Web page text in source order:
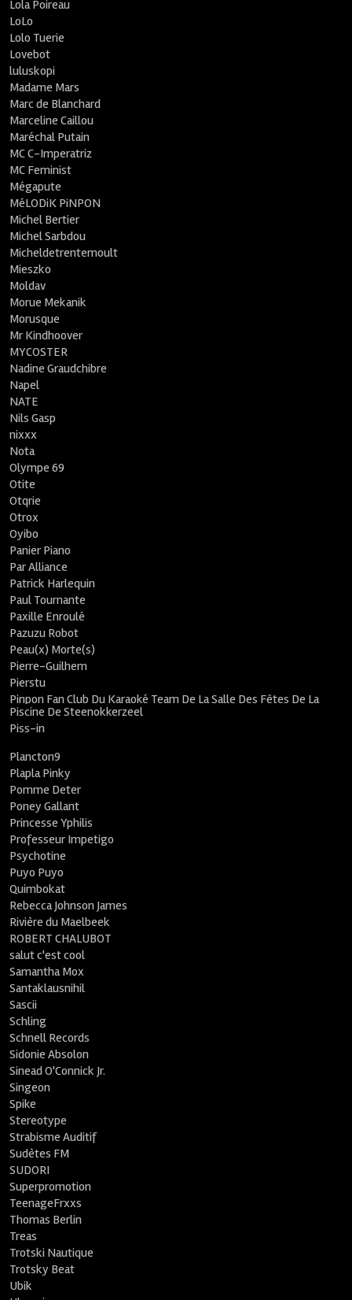
Lola Poireau
LoLo
Lolo Tuerie
Lovebot
luluskopi
Madame Mars
Marc de Blanchard
Marceline Caillou
Maréchal Putain
MC C-Imperatriz
MC Feminist
Mégapute
MéLODiK PiNPON
Michel Bertier
Michel Sarbdou
Micheldetrentemoult
Mieszko
Moldav
Morue Mekanik
Morusque
Mr Kindhoover
MYCOSTER
Nadine Graudchibre
Napel
NATE
Nils Gasp
nixxx
Nota
Olympe 69
Otite
Otqrie
Otrox
Oyibo
Panier Piano
Par Alliance
Patrick Harlequin
Paul Tournante
Paxille Enroulé
Pazuzu Robot
Peau(x) Morte(s)
Pierre-Guilhem
Pierstu
Pinpon Fan Club Du Karaoké Team De La Salle Des Fêtes De La
Piscine De Steenokkerzeel
Piss-in
Plancton9
Plapla Pinky
Pomme Deter
Poney Gallant
Princesse Yphilis
Professeur Impetigo
Psychotine
Puyo Puyo
Quimbokat
Rebecca Johnson James
Rivière du Maelbeek
ROBERT CHALUBOT
salut c'est cool
Samantha Mox
Santaklausnihil
Sascii
Schling
Schnell Records
Sidonie Absolon
Sinead O'Connick Jr.
Singeon
Spike
Stereotype
Strabisme Auditif
Sudètes FM
SUDORI
Superpromotion
TeenageFrxxs
Thomas Berlin
Treas
Trotski Nautique
Trotsky Beat
Ubik